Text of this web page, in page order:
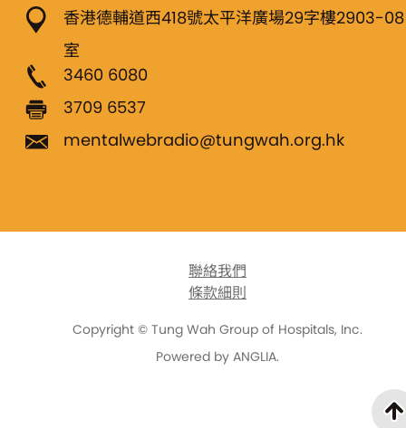
香港德輔道西418號太平洋廣場29字樓2903-08
室
3460 6080
3709 6537
mentalwebradio@tungwah.org.hk
聯絡我們
條款細則
Copyright © Tung Wah Group of Hospitals, Inc.
Powered by ANGLIA.